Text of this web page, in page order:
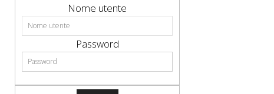
Nome utente
Password